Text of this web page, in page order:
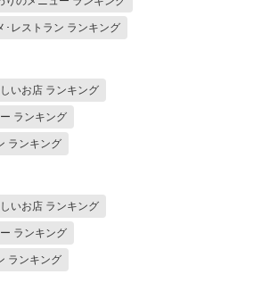
･レストラン ランキング
いお店 ランキング
ランキング
ランキング
いお店 ランキング
ランキング
ランキング